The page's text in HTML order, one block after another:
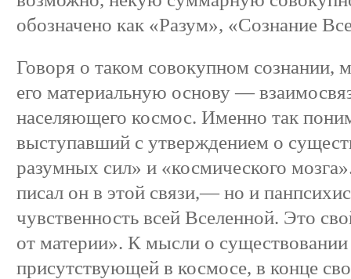
обозначено как «Разум», «Сознание
Говоря о таком совокупном сознании,
его материальную основу —
населяющего космос. Именно так
выступавший с утверждением о
разумных сил» и «космического
писал он в этой связи,— но и
чувственность всей Вселенной. Это
от материи». К мысли о
присутствующей в космосе, в конце